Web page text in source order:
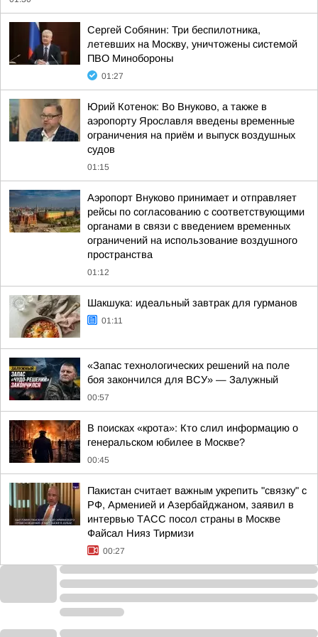
Сергей Собянин: Три беспилотника,
летевших на Москву, уничтожены системой
ПВО Минобороны
01:27
Юрий Котенок: Во Внуково, а также в
аэропорту Ярославля введены временные
ограничения на приём и выпуск воздушных
судов
01:15
Аэропорт Внуково принимает и отправляет
рейсы по согласованию с соответствующими
органами в связи с введением временных
ограничений на использование воздушного
пространства
01:12
Шакшука: идеальный завтрак для гурманов
01:11
«Запас технологических решений на поле
боя закончился для ВСУ» — Залужный
00:57
В поисках «крота»: Кто слил информацию о
генеральском юбилее в Москве?
00:45
Пакистан считает важным укрепить "связку" с
РФ, Арменией и Азербайджаном, заявил в
интервью ТАСС посол страны в Москве
Файсал Нияз Тирмизи
00:27